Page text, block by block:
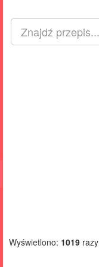
Wyświetlono: 1019 razy